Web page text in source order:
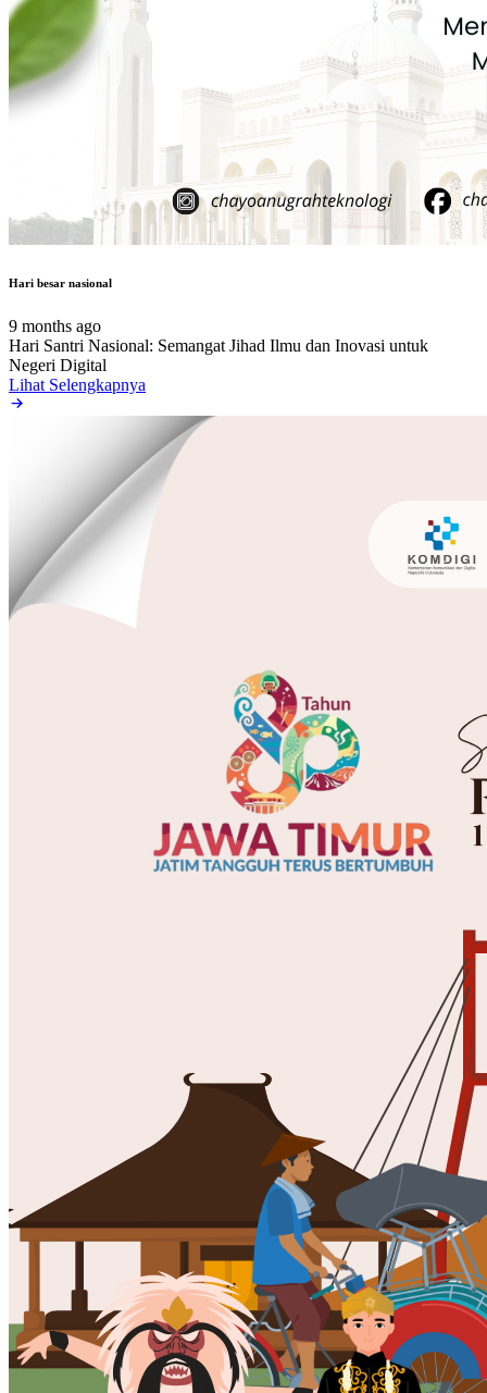
Hari besar nasional
9 months ago
Hari Santri Nasional: Semangat Jihad Ilmu dan Inovasi untuk
Negeri Digital
Lihat Selengkapnya